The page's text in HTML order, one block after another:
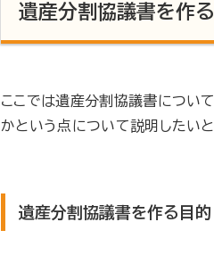
遺産分割協議書を作る
ここでは遺産分割協議書につい
かという点について説明したいと
遺産分割協議書を作る目的